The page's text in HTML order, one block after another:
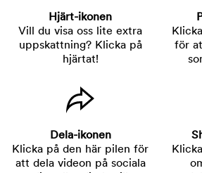
Hjärt-ikonen
Vill du visa oss lite extra
uppskattning? Klicka på
hjärtat!
för
Dela-ikonen
Klicka på den här pilen för
att dela videon på sociala